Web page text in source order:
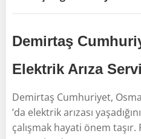
Demirtaş
Elektrik Arıza
Demirtaş Cumhuriyet,
’da elektrik arızası
çalışmak hayati önem taşır.